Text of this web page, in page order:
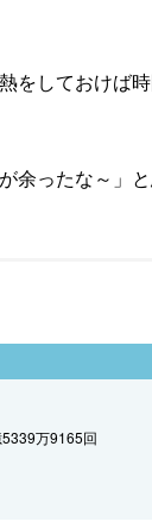
をしておけば
余ったな～」
万9165回